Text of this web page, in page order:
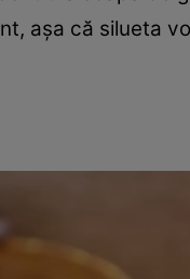
așa că silueta